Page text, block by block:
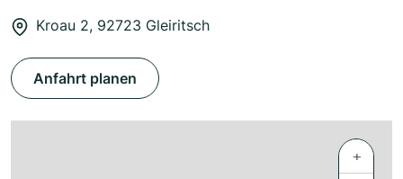
Kroau 2, 92723 Gleiritsch
Anfahrt planen
+